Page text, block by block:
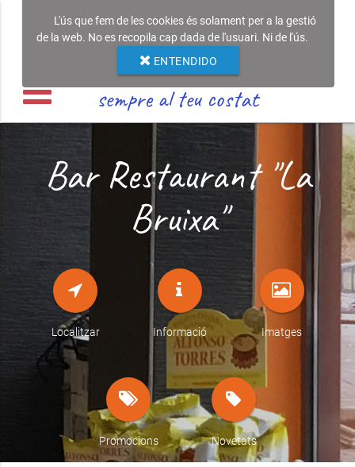
L'ús que fem de les cookies és solament per a la gestió
de la web. No es recopila cap dada de l'usuari. Ni de l'ús.
ENTENDIDO
sempre al teu costat
Bar Restaurant "La
Bruixa"
Localitzar Informació Imatges
Promocions Novetats